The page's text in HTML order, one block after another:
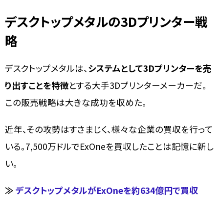
デスクトップメタルの3Dプリンター戦
略
デスクトップメタルは、 システムとして3Dプリンターを売
り出すことを特徴とする大手3Dプリンターメーカーだ。
この販売戦略は大きな成功を収めた。
近年、その攻勢はすさまじく、様々な企業の買収を行って
いる。7,500万ドルでExOneを買収したことは記憶に新し
い。
≫ デスクトップメタルがExOneを約634億円で買収